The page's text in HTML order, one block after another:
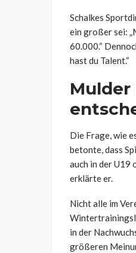
Schalkes
ein großer sei:
60.000.“
hast du Talent.“
Die Frage, wie
betonte, dass
auch in der U19
erklärte er.
Nicht alle im
in der
größeren